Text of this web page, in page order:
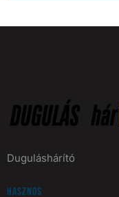
Duguláshárító
Hasznos